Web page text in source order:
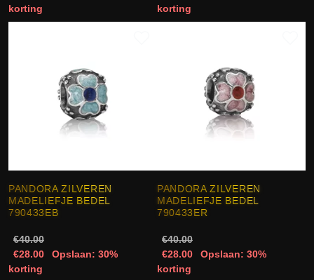
korting
korting
PANDORA ZILVEREN
MADELIEFJE BEDEL
790433EB
€40.00
€28.00
Opslaan: 30%
korting
PANDORA ZILVEREN
MADELIEFJE BEDEL
790433ER
€40.00
€28.00
Opslaan: 30%
korting